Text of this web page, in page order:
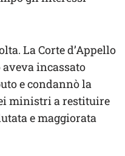
La Corte d’Appello
incassato
e condannò la
ministri a restituire
e maggiorata